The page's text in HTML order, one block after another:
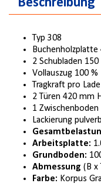
Beschreibung
Typ 308
Buchenholzplatte
2 Schubladen
Vollauszug 100 %
Tragkraft pro
2 Türen 420 mm
1
Lackierung
Arbeitsplatte:
Grundboden:
Abmessung (B x
Farbe: Korpus